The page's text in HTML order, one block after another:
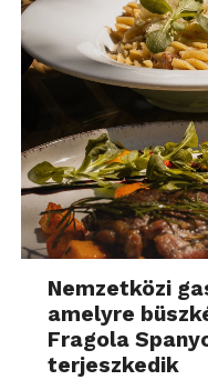
Nemzetközi
amelyre
Fragola
terjeszkedik